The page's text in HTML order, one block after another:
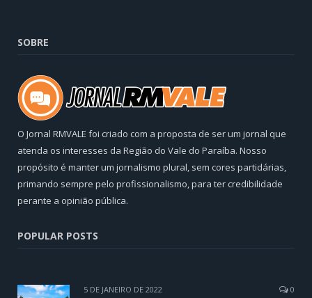
SOBRE
O Jornal RMVALE foi criado com a proposta de ser um jornal que
atenda os interesses da Região do Vale do Paraíba. Nosso
propósito é manter um jornalismo plural, sem cores partidárias,
primando sempre pelo profissionalismo, para ter credibilidade
perante a opinião pública.
POPULAR POSTS
5 DE JANEIRO DE 2022 0